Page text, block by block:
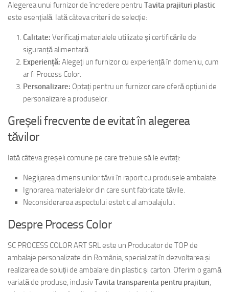
Alegerea unui furnizor de încredere pentru Tavita prajituri plastic
este esențială. Iată câteva criterii de selecție:
Calitate: Verificați materialele utilizate și certificările de
siguranță alimentară.
Experiență: Alegeți un furnizor cu experiență în domeniu, cum
ar fi Process Color.
Personalizare: Optați pentru un furnizor care oferă opțiuni de
personalizare a produselor.
Greșeli frecvente de evitat în alegerea
tăvilor
Iată câteva greșeli comune pe care trebuie să le evitați:
Neglijarea dimensiunilor tăvii în raport cu produsele ambalate.
Ignorarea materialelor din care sunt fabricate tăvile.
Neconsiderarea aspectului estetic al ambalajului.
Despre Process Color
SC PROCESS COLOR ART SRL este un Producator de TOP de
ambalaje personalizate din România, specializat în dezvoltarea și
realizarea de soluții de ambalare din plastic și carton. Oferim o gamă
variată de produse, inclusivTavita transparenta pentru prajituri,